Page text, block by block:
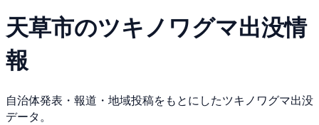
天草市のツキノワグマ出没情
報
自治体発表・報道・地域投稿をもとにしたツキノワグマ出没
データ。